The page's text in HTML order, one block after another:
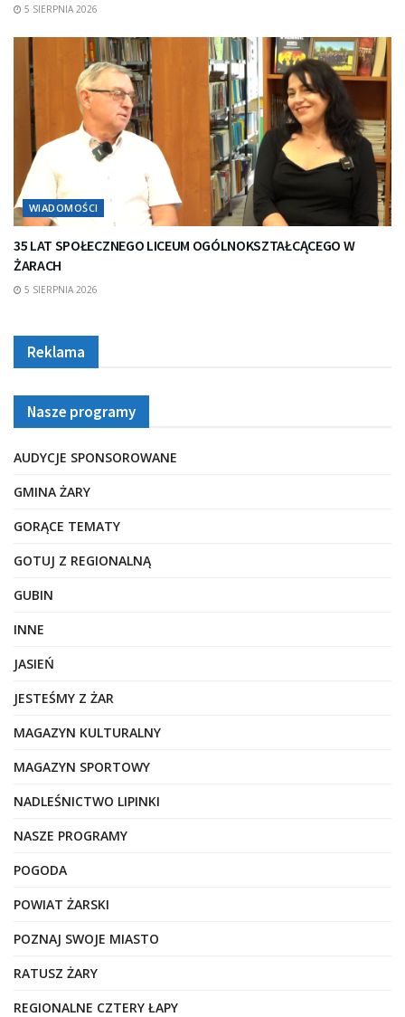
5 SIERPNIA 2026
WIADOMOŚCI
35 LAT SPOŁECZNEGO LICEUM OGÓLNOKSZTAŁCĄCEGO W
ŻARACH
5 SIERPNIA 2026
Reklama
Nasze programy
AUDYCJE SPONSOROWANE
GMINA ŻARY
GORĄCE TEMATY
GOTUJ Z REGIONALNĄ
GUBIN
INNE
JASIEŃ
JESTEŚMY Z ŻAR
MAGAZYN KULTURALNY
MAGAZYN SPORTOWY
NADLEŚNICTWO LIPINKI
NASZE PROGRAMY
POGODA
POWIAT ŻARSKI
POZNAJ SWOJE MIASTO
RATUSZ ŻARY
REGIONALNE CZTERY ŁAPY